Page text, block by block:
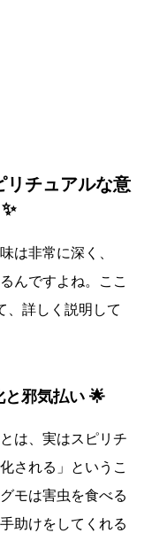
リチュアルな意
は非常に深く、
んですよね。ここ
、詳しく説明して
と邪気払い 🌟
は、実はスピリチ
される」というこ
モは害虫を食べる
助けをしてくれる